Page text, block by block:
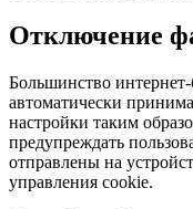
Отключение
Большинство интернет-
автоматически
настройки таким
предупреждать
отправлены на
управления cookie.